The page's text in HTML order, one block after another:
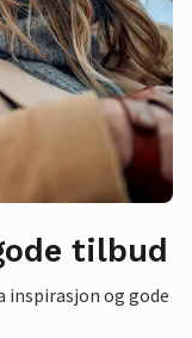
tilbud
og gode